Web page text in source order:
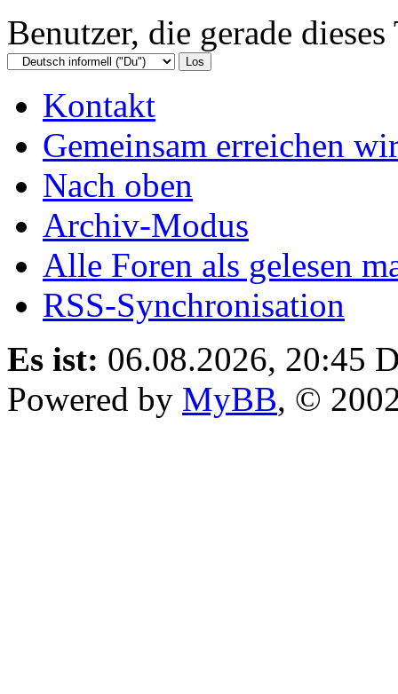
Benutzer, die gerade
Kontakt
Gemeinsam erreichen
Nach oben
Archiv-Modus
Alle Foren als gelesen
RSS-Synchronisation
Es ist: 06.08.2026, 20:45
Powered by MyBB, ©